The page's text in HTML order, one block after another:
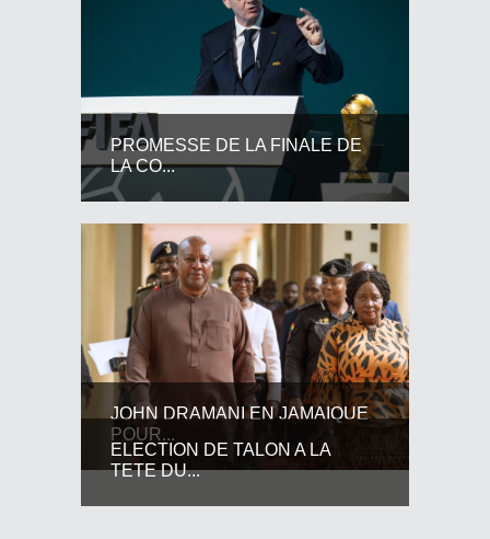
PROMESSE DE LA FINALE DE
LA CO...
JOHN DRAMANI EN JAMAIQUE
POUR...
ELECTION DE TALON A LA
TETE DU...